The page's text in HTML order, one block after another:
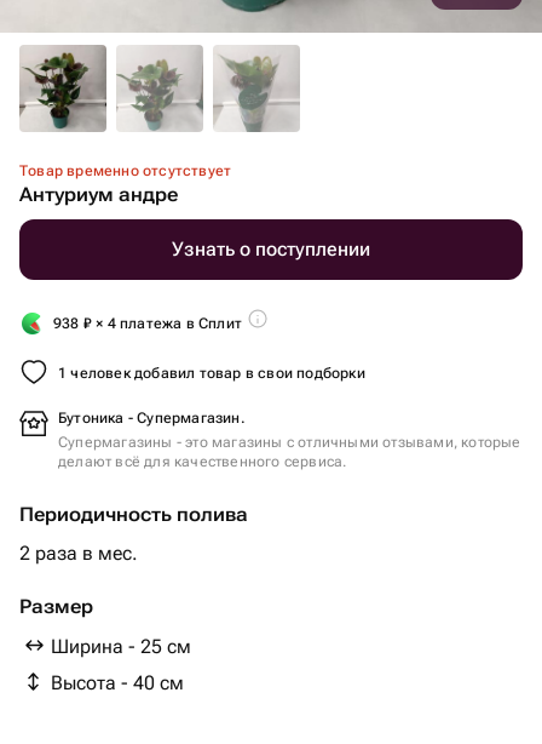
Товар временно отсутствует
Антуриум андре
Узнать о поступлении
938 ₽ × 4 платежа в Сплит
1 человек добавил товар в свои подборки
Бутоника - Супермагазин.
Супермагазины - это магазины с отличными отзывами, которые
делают всё для качественного сервиса.
Периодичность полива
2 раза в мес.
Размер
Ширина - 25 см
Высота - 40 см